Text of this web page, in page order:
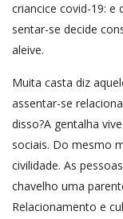
criancice covid-19: e
sentar-se decide
aleive.
Muita casta diz
assentar-se
disso?A gentalha
sociais. Do mesmo
civilidade. As
chavelho uma
Relacionamento e